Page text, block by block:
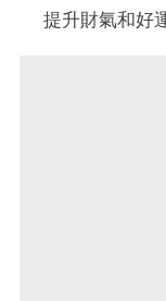
提升財氣和好